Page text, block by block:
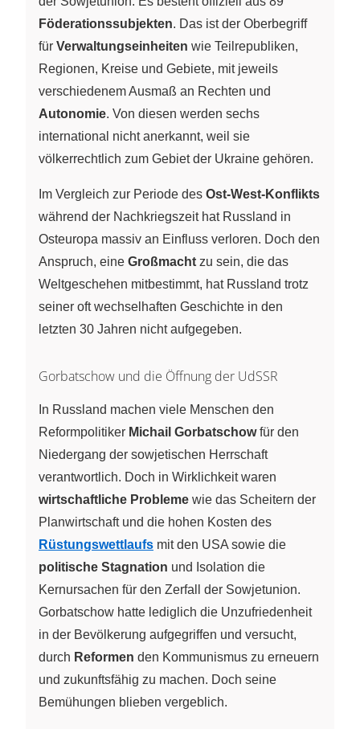
Föderationssubjekten. Das ist der Oberbegriff
für Verwaltungseinheiten wie Teilrepubliken,
Regionen, Kreise und Gebiete, mit jeweils
verschiedenem Ausmaß an Rechten und
Autonomie. Von diesen werden sechs
international nicht anerkannt, weil sie
völkerrechtlich zum Gebiet der Ukraine gehören.
Im Vergleich zur Periode des Ost-West-Konflikts
während der Nachkriegszeit hat Russland in
Osteuropa massiv an Einfluss verloren. Doch den
Anspruch, eine Großmacht zu sein, die das
Weltgeschehen mitbestimmt, hat Russland trotz
seiner oft wechselhaften Geschichte in den
letzten 30 Jahren nicht aufgegeben.
Gorbatschow und die Öffnung der UdSSR
In Russland machen viele Menschen den
Reformpolitiker Michail Gorbatschowfür den
Niedergang der sowjetischen Herrschaft
verantwortlich. Doch in Wirklichkeit waren
wirtschaftliche Probleme wie das Scheitern der
Planwirtschaft und die hohen Kosten des
Rüstungswettlaufs mit den USA sowie die
politische Stagnation und Isolation die
Kernursachen für den Zerfall der Sowjetunion.
Gorbatschow hatte lediglich die Unzufriedenheit
in der Bevölkerung aufgegriffen und versucht,
durch Reformen den Kommunismus zu erneuern
und zukunftsfähig zu machen. Doch seine
Bemühungen blieben vergeblich.